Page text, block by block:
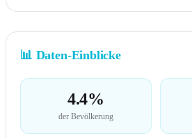
📊 Daten-Einblicke
4.4%
der Bevölkerung